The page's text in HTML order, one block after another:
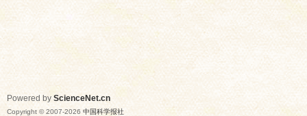
Powered by ScienceNet.cn
Copyright © 2007-2026 中国科学报社